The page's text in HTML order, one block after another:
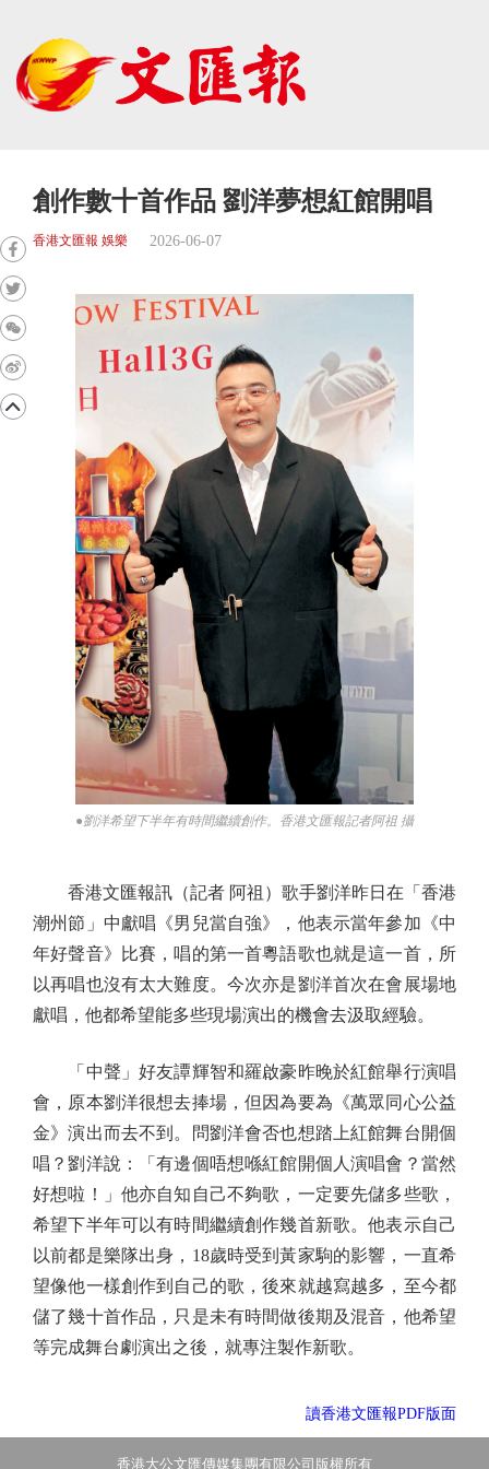
創作數十首作品 劉洋夢想紅館開唱
香港文匯報 娛樂 2026-06-07
●劉洋希望下半年有時間繼續創作。香港文匯報記者阿祖 攝
香港文匯報訊（記者 阿祖）歌手劉洋昨日在「香港
潮州節」中獻唱《男兒當自強》，他表示當年參加《中
年好聲音》比賽，唱的第一首粵語歌也就是這一首，所
以再唱也沒有太大難度。今次亦是劉洋首次在會展場地
獻唱，他都希望能多些現場演出的機會去汲取經驗。
「中聲」好友譚輝智和羅啟豪昨晚於紅館舉行演唱
會，原本劉洋很想去捧場，但因為要為《萬眾同心公益
金》演出而去不到。問劉洋會否也想踏上紅館舞台開個
唱？劉洋說：「有邊個唔想喺紅館開個人演唱會？當然
好想啦！」他亦自知自己不夠歌，一定要先儲多些歌，
希望下半年可以有時間繼續創作幾首新歌。他表示自己
以前都是樂隊出身，18歲時受到黃家駒的影響，一直希
望像他一樣創作到自己的歌，後來就越寫越多，至今都
儲了幾十首作品，只是未有時間做後期及混音，他希望
等完成舞台劇演出之後，就專注製作新歌。
讀香港文匯報PDF版面
香港大公文匯傳媒集團有限公司版權所有